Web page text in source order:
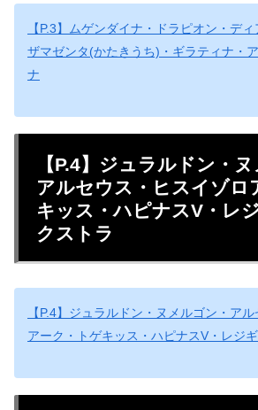
【P.3】ムゲンダイナ・ドラピオン・デ
ザマゼンタ(かたきうち)・ギラティナ・
ナ
【P.4】ジュラルドン・
アルセウス・ヒスイゾロ
キッス・ハピナスV・レ
クストラ
【P.4】ジュラルドン・ヌメルゴン・ア
アーク・トゲキッス・ハピナスV・レジ